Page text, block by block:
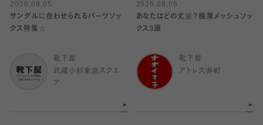
2026.08.05
サンダルに合わせられるパーツソッ
クス特集☆
靴下屋
武蔵小杉東急スクエ
ア
2026.08.05
あなたはどの丈派？極薄メッシュソッ
クス3選
靴下屋
アトレ大井町